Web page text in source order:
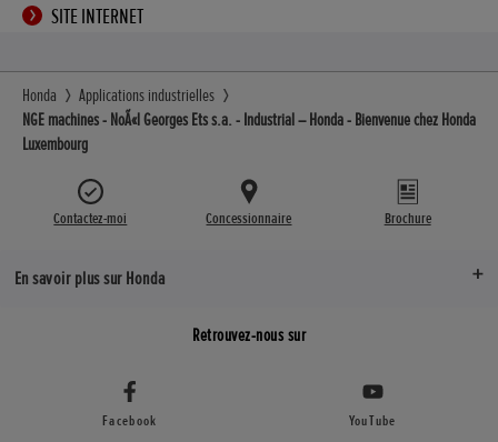
SITE INTERNET
Honda
Applications industrielles
NGE machines - NoÃ«l Georges Ets s.a. - Industrial – Honda - Bienvenue chez Honda
Luxembourg
Contactez-moi Concessionnaire Brochure
En savoir plus sur Honda
Retrouvez-nous sur
Facebook YouTube